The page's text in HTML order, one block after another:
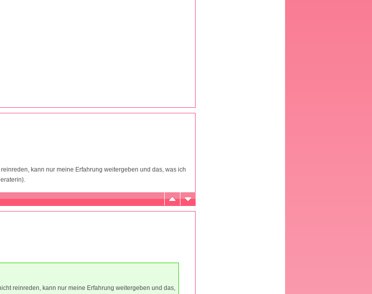
kann nur meine Erfahrung weitergeben und das, was ich
reinreden, kann nur meine Erfahrung weitergeben und das,